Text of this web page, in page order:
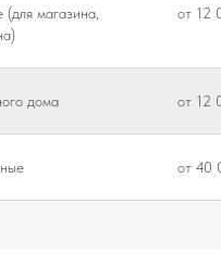
(для магазина,
от 12
дома от 12
от 40